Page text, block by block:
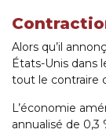
Alors qu’il
États-Unis dans
tout le contraire
L’économie
annualisé de